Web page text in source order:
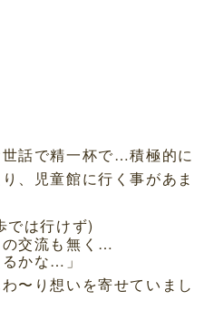
話で精一杯で…積極的に
、児童館に行く事があま
では行けず)
交流も無く…
かな…」
〜り想いを寄せていまし